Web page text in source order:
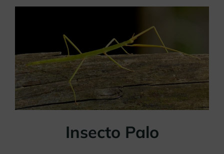
Insecto Palo